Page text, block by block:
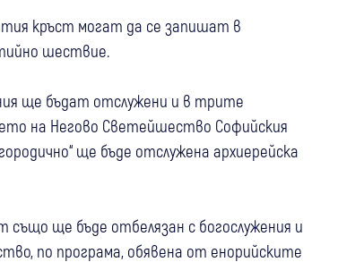
кръст могат да се запишат в
шествие.
ще бъдат отслужени и в трите
на Негово Светейшество Софийския
ще бъде отслужена архиерейска
също ще бъде отбелязан с богослужения и
по програма, обявена от енорийските